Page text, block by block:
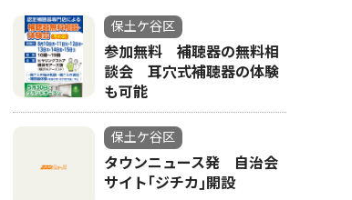
保土ケ谷区
参加無料 補聴器の無料相
談会 耳穴式補聴器の体験
も可能
保土ケ谷区
タウンニュース発 自治会
サイト｢ジチカ｣開設